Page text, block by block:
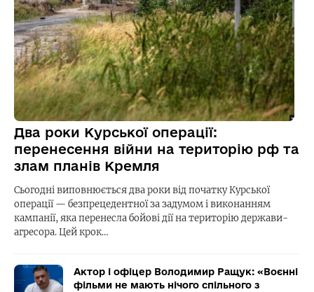
Два роки Курської операції:
перенесення війни на територію рф та
злам планів Кремля
Сьогодні виповнюється два роки від початку Курської
операції — безпрецедентної за задумом і виконанням
кампанії, яка перенесла бойові дії на територію держави-
агресора. Цей крок…
Актор і офіцер Володимир Ращук: «Воєнні
фільми не мають нічого спільного з